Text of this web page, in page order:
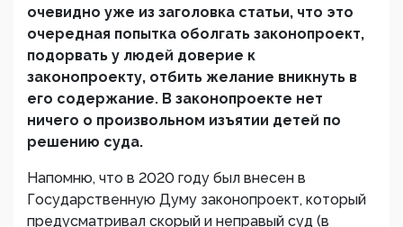
очевидно уже из заголовка статьи, что это
очередная попытка оболгать законопроект,
подорвать у людей доверие к
законопроекту, отбить желание вникнуть в
его содержание. В законопроекте нет
ничего о произвольном изъятии детей по
решению суда.
Напомню, что в 2020 году был внесен в
Государственную Думу законопроект, который
предусматривал скорый и неправый суд (в